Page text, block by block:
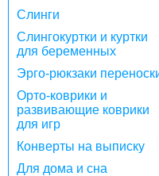
Слинги
Слингокуртки и куртки
для беременных
Эрго-рюкзаки
Орто-коврики и
развивающие коврики
для игр
Конверты на выписку
Для дома и сна